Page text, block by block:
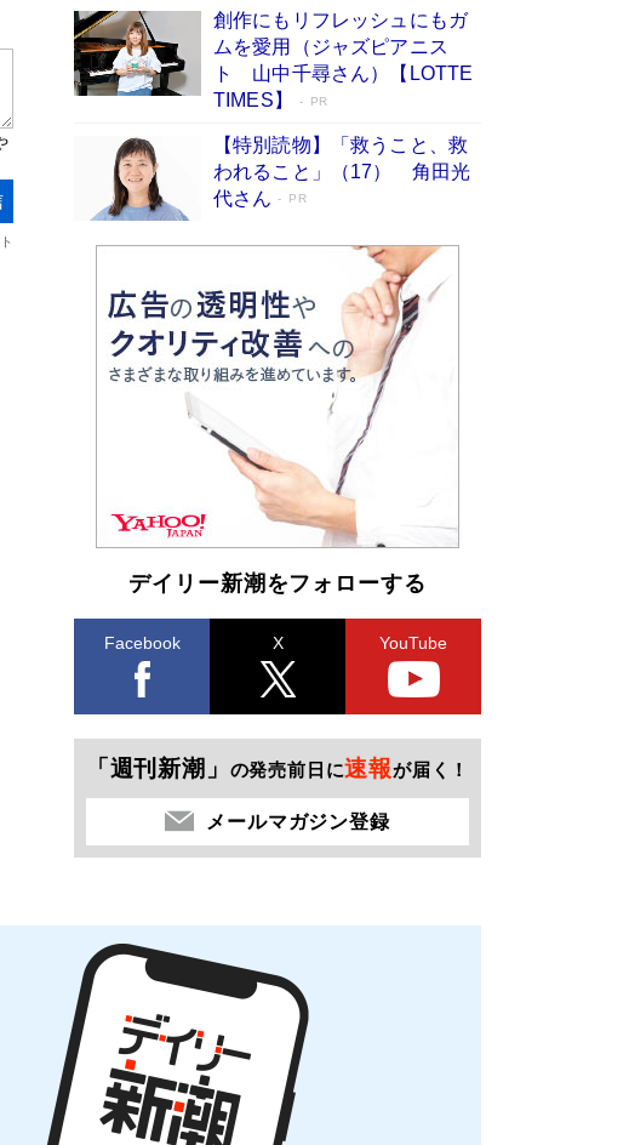
東野圭吾、伊坂幸太郎の人気シリーズ最新作どち
らも文庫化 映画化された直木賞受賞作もランク
イン［文庫ベストセラー］
Book Bang
創作にもリフレッシュにもガ
ムを愛用（ジャズピアニス
ト 山中千尋さん）【LOTTE
TIMES】
PR
【特別読物】「救うこと、救
われること」（17） 角田光
代さん
PR
デイリー新潮をフォローする
Facebook X YouTube
「週刊新潮」 の発売前日に速報が届く！
メールマガジン登録